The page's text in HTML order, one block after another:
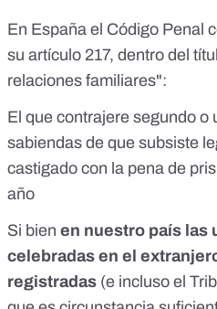
En España el Código Penal
su artículo 217, dentro del
relaciones familiares":
El que contrajere segundo o
sabiendas de que subsiste
castigado con la pena de
año
Si bien en nuestro país las
celebradas en el
registradas (e incluso el